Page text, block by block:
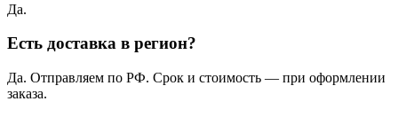
Да.
Есть доставка в регион?
Да. Отправляем по РФ. Срок и стоимость — при оформлении
заказа.